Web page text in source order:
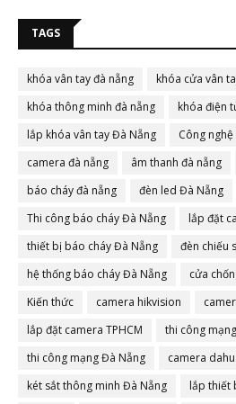
TAGS
khóa vân tay đà nẵng
khóa cửa vân
khóa thông minh đà nẵng
khóa điện
lắp khóa vân tay Đà Nẵng
Công nghệ
camera đà nẵng
âm thanh đà nẵng
báo cháy đà nẵng
đèn led Đà Nẵng
Thi công báo cháy Đà Nẵng
lắp đặt
thiết bị báo cháy Đà Nẵng
đèn chiếu
hệ thống báo cháy Đà Nẵng
cửa
Kiến thức
camera hikvision
lắp đặt camera TPHCM
thi công
thi công mạng Đà Nẵng
camera
két sắt thông minh Đà Nẵng
lắp thiết